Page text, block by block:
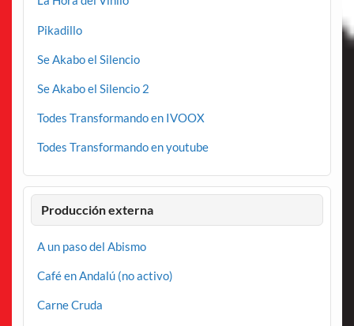
Pikadillo
Se Akabo el Silencio
Se Akabo el Silencio 2
Todes Transformando en IVOOX
Todes Transformando en youtube
Producción externa
A un paso del Abismo
Café en Andalú (no activo)
Carne Cruda